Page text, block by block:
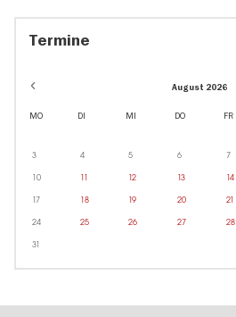
Termine
August 2026
MO DI MI DO FR
3 4 5 6 7
10 11 12 13 14
17 18 19 20 21
24 25 26 27 28
31